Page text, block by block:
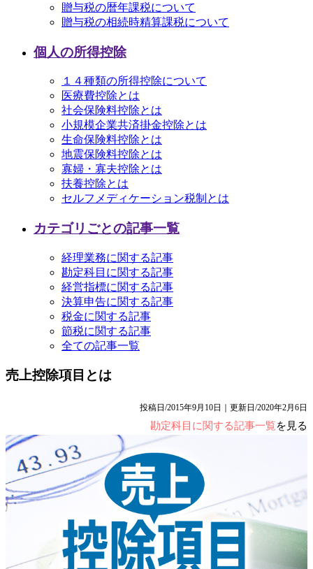
贈与税の暦年課税について
贈与税の相続時精算課税について
個人の所得控除
１４種類の所得控除について
医療費控除とは
社会保険料控除とは
小規模企業共済掛金控除とは
生命保険料控除とは
地震保険料控除とは
寡婦・寡夫控除とは
扶養控除とは
セルフメディケーション税制とは
カテゴリごとの記事一覧
経理業務に関する記事
勘定科目に関する記事
経営指標に関する記事
決算申告に関する記事
税金に関する記事
節税に関する記事
全ての記事一覧
売上控除項目とは
投稿日/2015年9月10日｜更新日/2020年2月6日
勘定科目に関する記事一覧を見る